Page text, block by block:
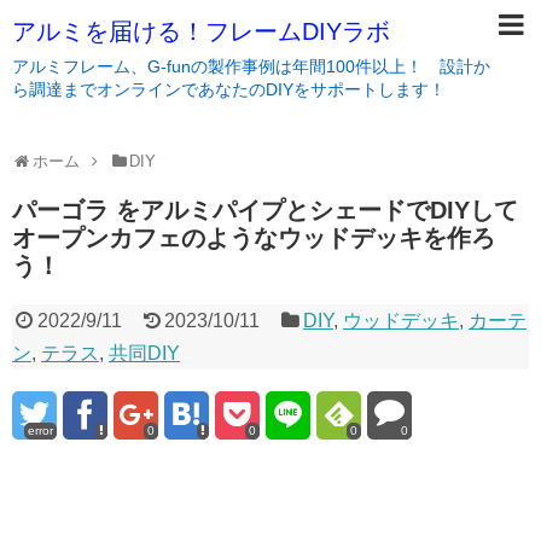
アルミを届ける！フレームDIYラボ
アルミフレーム、G-funの製作事例は年間100件以上！ 設計か
ら調達までオンラインであなたのDIYをサポートします！
ホーム DIY
パーゴラ をアルミパイプとシェードでDIYして
オープンカフェのようなウッドデッキを作ろ
う！
2022/9/11 2023/10/11 DIY, ウッドデッキ, カーテ
ン, テラス, 共同DIY
error 0 0 0 0